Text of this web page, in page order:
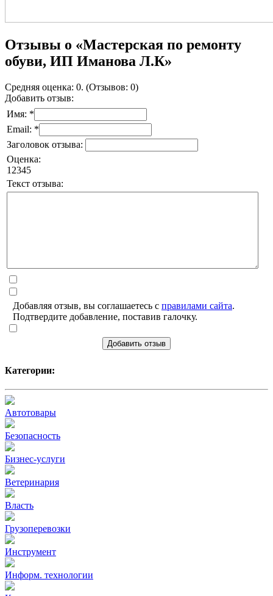
Отзывы о «Мастерская по ремонту
обуви, ИП Иманова Л.К»
Средняя оценка: 0. (Отзывов: 0)
Добавить отзыв:
Имя: *
Email: *
Заголовок отзыва:
Оценка:
1 2345
Текст отзыва:
Добавляя отзыв, вы соглашаетесь с правилами сайта.
Подтвердите добавление, поставив галочку.
Добавить отзыв
Категории:
Автотовары
Безопасность
Бизнес-услуги
Ветеринария
Власть
Грузоперевозки
Инструмент
Информ. технологии